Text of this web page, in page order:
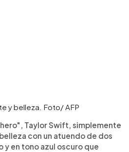
y belleza. Foto/ AFP
Taylor Swift, simplemente
con un atuendo de dos
y en tono azul oscuro que